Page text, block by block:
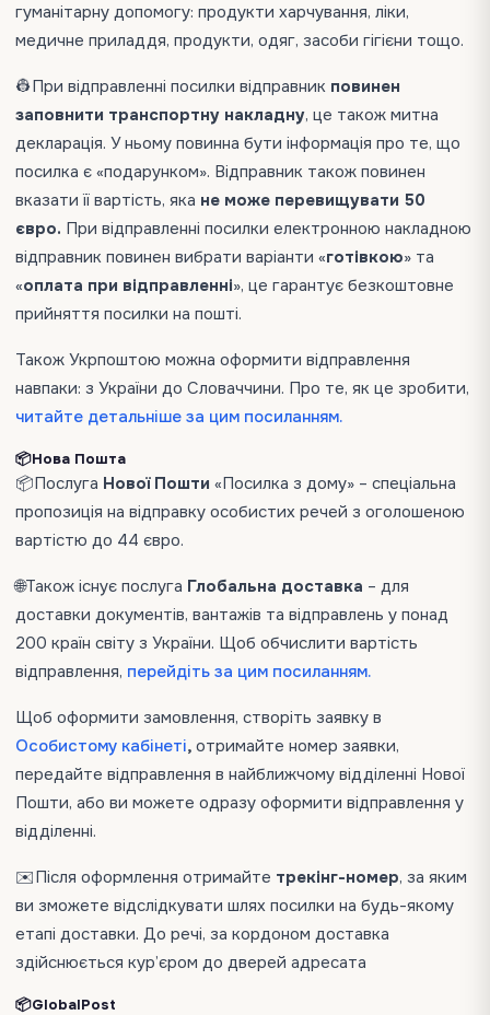
гуманітарну допомогу: продукти харчування, ліки,
медичне приладдя, продукти, одяг, засоби гігієни тощо.
👷При відправленні посилки відправник повинен
заповнити транспортну накладну, це також митна
декларація. У ньому повинна бути інформація про те, що
посилка є «подарунком». Відправник також повинен
вказати її вартість, яка не може перевищувати 50
євро. При відправленні посилки електронною накладною
відправник повинен вибрати варіанти «готівкою» та
«оплата при відправленні», це гарантує безкоштовне
прийняття посилки на пошті.
Також Укрпоштою можна оформити відправлення
навпаки: з України до Словаччини. Про те, як це зробити,
читайте детальніше за цим посиланням.
📦Нова Пошта
📦Послуга Нової Пошти «Посилка з дому» – спеціальна
пропозиція на відправку особистих речей з оголошеною
вартістю до 44 євро.
🌐Також існує послуга Глобальна доставка – для
доставки документів, вантажів та відправлень у понад
200 країн світу з України. Щоб обчислити вартість
відправлення, перейдіть за цим посиланням.
Щоб оформити замовлення, створіть заявку в
Особистому кабінеті, отримайте номер заявки,
передайте відправлення в найближчому відділенні Нової
Пошти, або ви можете одразу оформити відправлення у
відділенні.
✉️Після оформлення отримайте трекінг-номер, за яким
ви зможете відслідкувати шлях посилки на будь-якому
етапі доставки. До речі, за кордоном доставка
здійснюється кур’єром до дверей адресата
📦GlobalPost